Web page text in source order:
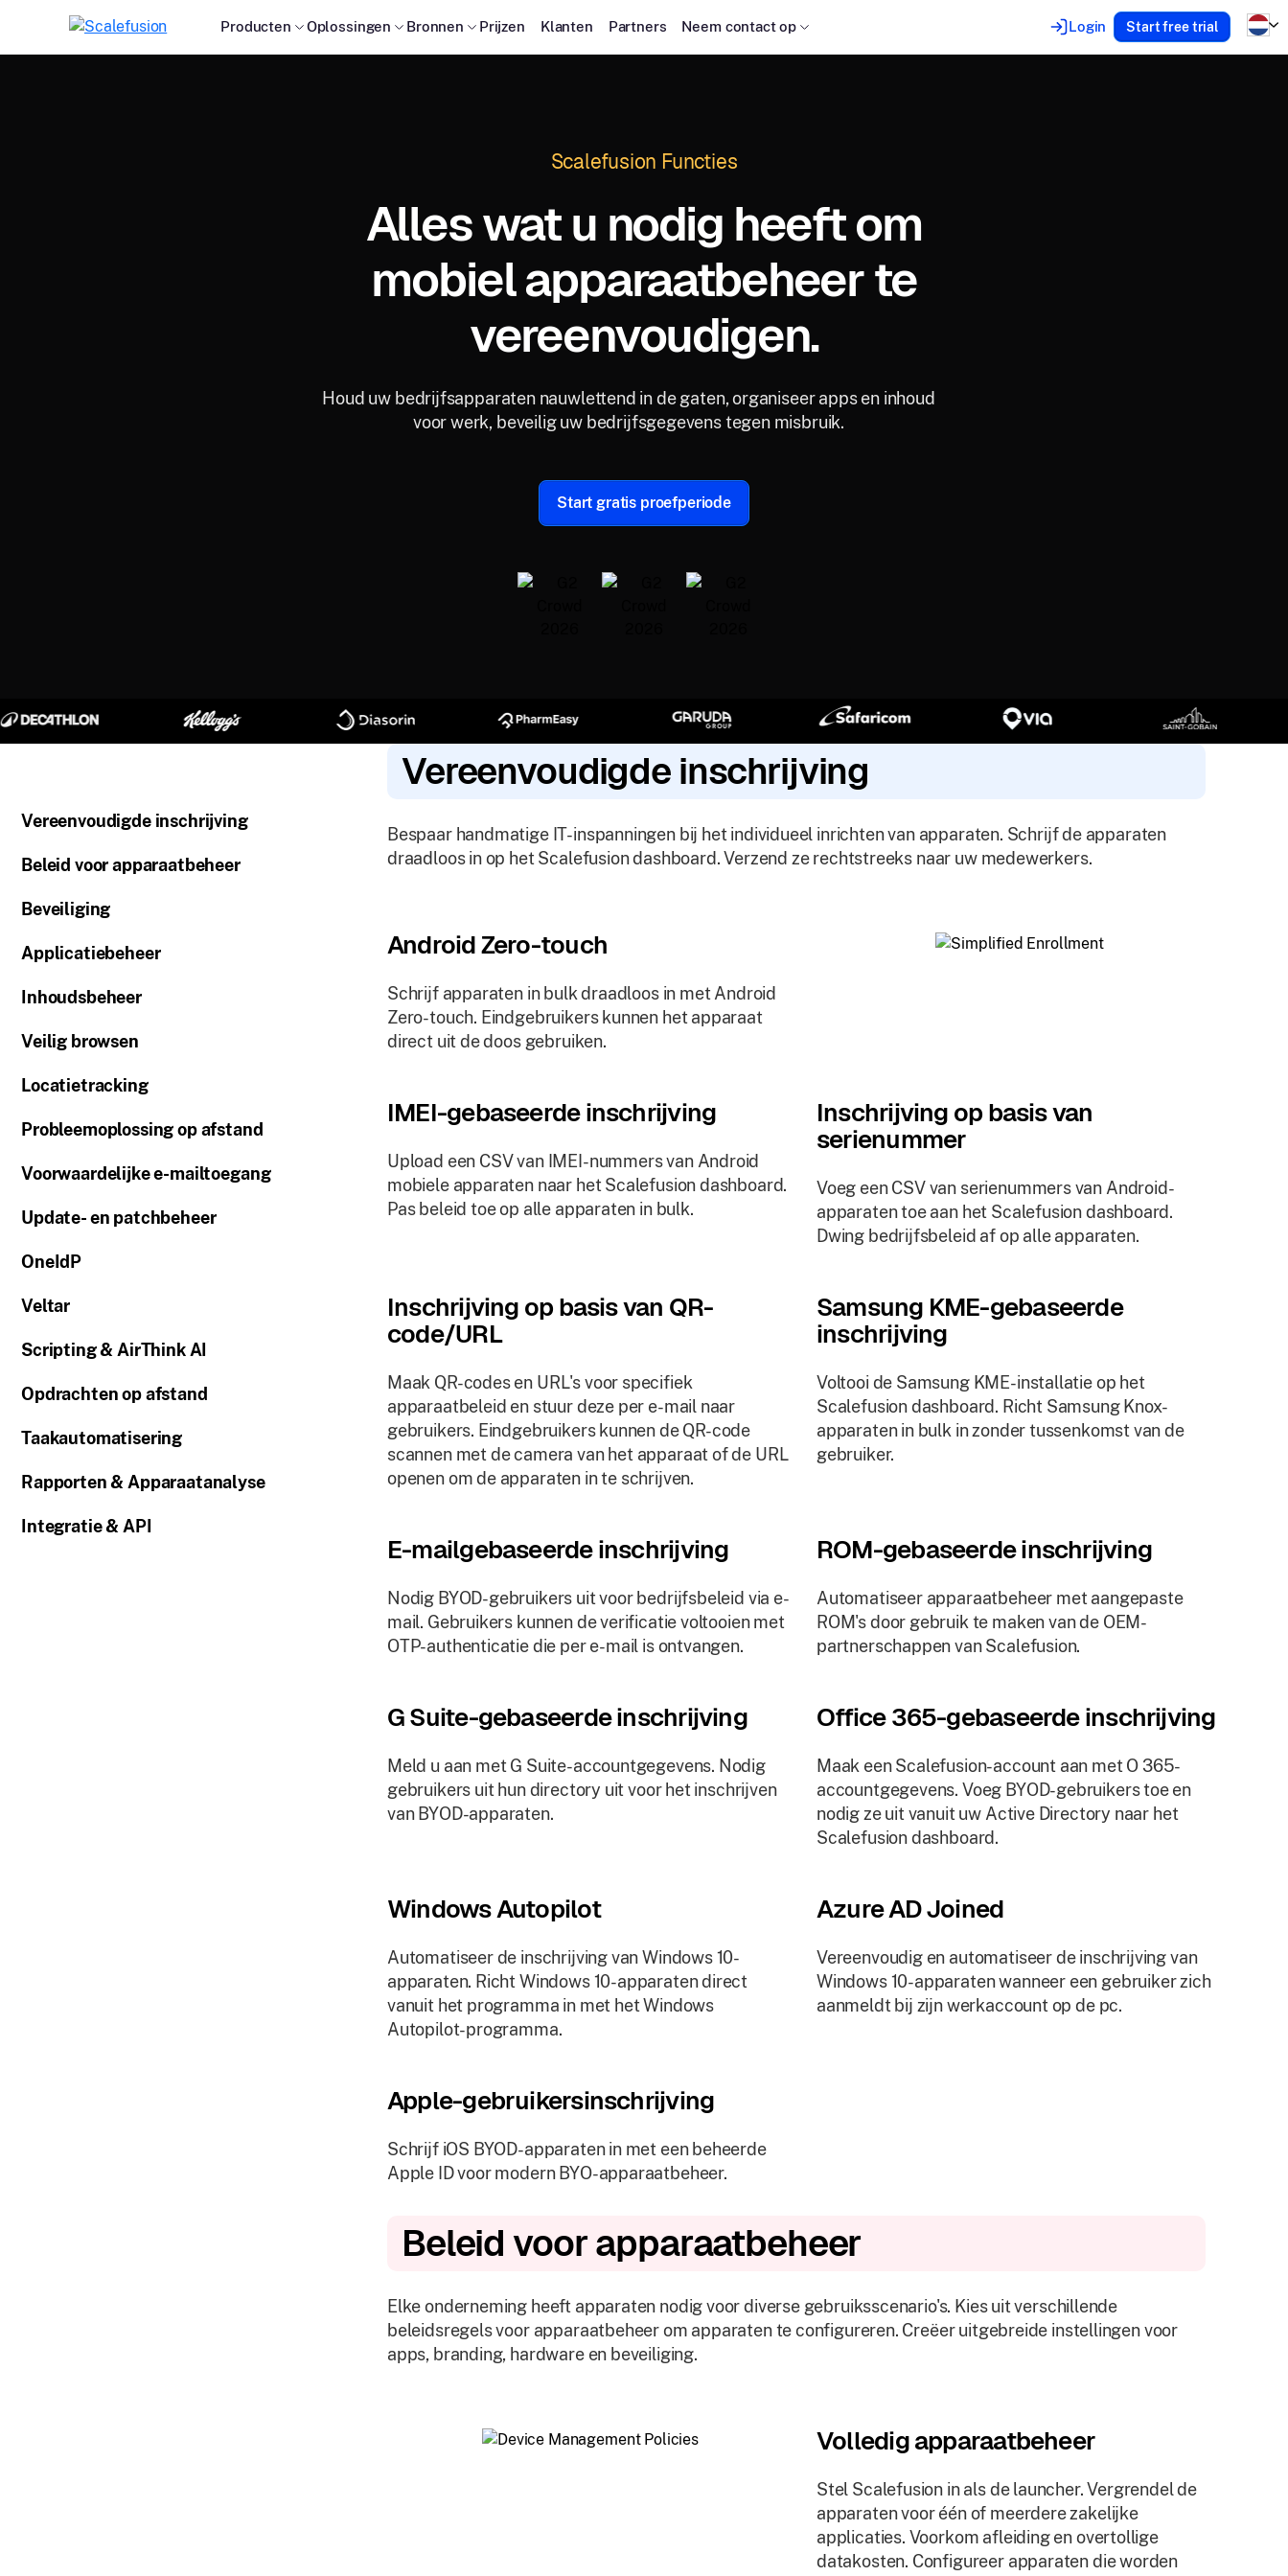
Producten Oplossingen Bronnen Prijzen Klanten Partners Neem contact op Login Start free trial
Scalefusion Functies
Alles wat u nodig heeft om
mobiel apparaatbeheer te
vereenvoudigen.
Houd uw bedrijfsapparaten nauwlettend in de gaten, organiseer apps en inhoud
voor werk, beveilig uw bedrijfsgegevens tegen misbruik.
Start gratis proefperiode
Vereenvoudigde inschrijving
Beleid voor apparaatbeheer
Beveiliging
Applicatiebeheer
Inhoudsbeheer
Veilig browsen
Locatietracking
Probleemoplossing op afstand
Voorwaardelijke e-mailtoegang
Update- en patchbeheer
OneIdP
Veltar
Scripting & AirThink AI
Opdrachten op afstand
Taakautomatisering
Rapporten & Apparaatanalyse
Integratie & API
Vereenvoudigde inschrijving
Bespaar handmatige IT-inspanningen bij het individueel inrichten van apparaten. Schrijf de apparaten
draadloos in op het Scalefusion dashboard. Verzend ze rechtstreeks naar uw medewerkers.
Android Zero-touch
Schrijf apparaten in bulk draadloos in met Android
Zero-touch. Eindgebruikers kunnen het apparaat
direct uit de doos gebruiken.
IMEI-gebaseerde inschrijving
Upload een CSV van IMEI-nummers van Android
mobiele apparaten naar het Scalefusion dashboard.
Pas beleid toe op alle apparaten in bulk.
Inschrijving op basis van
serienummer
Voeg een CSV van serienummers van Android-
apparaten toe aan het Scalefusion dashboard.
Dwing bedrijfsbeleid af op alle apparaten.
Inschrijving op basis van QR-
code/URL
Maak QR-codes en URL's voor specifiek
apparaatbeleid en stuur deze per e-mail naar
gebruikers. Eindgebruikers kunnen de QR-code
scannen met de camera van het apparaat of de URL
openen om de apparaten in te schrijven.
Samsung KME-gebaseerde
inschrijving
Voltooi de Samsung KME-installatie op het
Scalefusion dashboard. Richt Samsung Knox-
apparaten in bulk in zonder tussenkomst van de
gebruiker.
E-mailgebaseerde inschrijving
Nodig BYOD-gebruikers uit voor bedrijfsbeleid via e-
mail. Gebruikers kunnen de verificatie voltooien met
OTP-authenticatie die per e-mail is ontvangen.
ROM-gebaseerde inschrijving
Automatiseer apparaatbeheer met aangepaste
ROM's door gebruik te maken van de OEM-
partnerschappen van Scalefusion.
G Suite-gebaseerde inschrijving
Meld u aan met G Suite-accountgegevens. Nodig
gebruikers uit hun directory uit voor het inschrijven
van BYOD-apparaten.
Office 365-gebaseerde inschrijving
Maak een Scalefusion-account aan met O 365-
accountgegevens. Voeg BYOD-gebruikers toe en
nodig ze uit vanuit uw Active Directory naar het
Scalefusion dashboard.
Windows Autopilot
Automatiseer de inschrijving van Windows 10-
apparaten. Richt Windows 10-apparaten direct
vanuit het programma in met het Windows
Autopilot-programma.
Azure AD Joined
Vereenvoudig en automatiseer de inschrijving van
Windows 10-apparaten wanneer een gebruiker zich
aanmeldt bij zijn werkaccount op de pc.
Apple-gebruikersinschrijving
Schrijf iOS BYOD-apparaten in met een beheerde
Apple ID voor modern BYO-apparaatbeheer.
Beleid voor apparaatbeheer
Elke onderneming heeft apparaten nodig voor diverse gebruiksscenario's. Kies uit verschillende
beleidsregels voor apparaatbeheer om apparaten te configureren. Creëer uitgebreide instellingen voor
apps, branding, hardware en beveiliging.
Volledig apparaatbeheer
Stel Scalefusion in als de launcher. Vergrendel de
apparaten voor één of meerdere zakelijke
applicaties. Voorkom afleiding en overtollige
datakosten. Configureer apparaten die worden